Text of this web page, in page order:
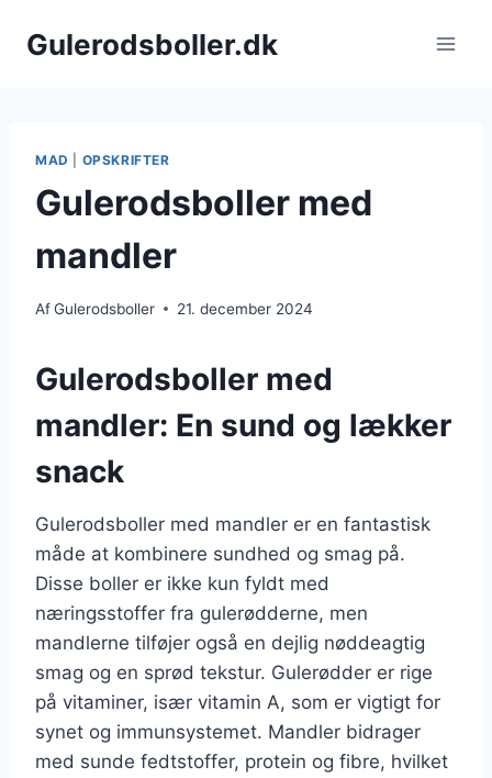
Gulerodsboller.dk
MAD OPSKRIFTER
Gulerodsboller med
mandler
AfGulerodsboller 21. december 2024
Gulerodsboller med
mandler: En sund og lækker
snack
Gulerodsboller med mandler er en fantastisk
måde at kombinere sundhed og smag på.
Disse boller er ikke kun fyldt med
næringsstoffer fra gulerødderne, men
mandlerne tilføjer også en dejlig nøddeagtig
smag og en sprød tekstur. Gulerødder er rige
på vitaminer, især vitamin A, som er vigtigt for
synet og immunsystemet. Mandler bidrager
med sunde fedtstoffer, protein og fibre, hvilket